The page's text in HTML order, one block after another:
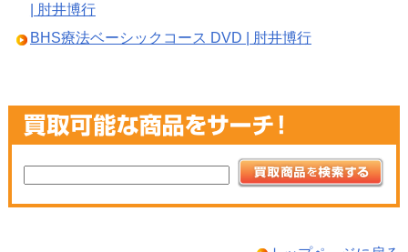
| 肘井博行
BHS療法ベーシックコース DVD | 肘井博行